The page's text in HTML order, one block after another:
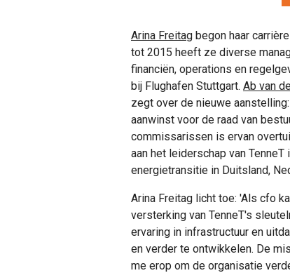
Arina Freitag begon haar
tot 2015 heeft ze diverse
financiën, operations en
bij Flughafen Stuttgart. Ab van
zegt over de nieuwe aanstelling:
aanwinst voor de raad van
commissarissen is ervan
aan het leiderschap van
energietransitie in Duitsland,
Arina Freitag licht toe: 'Als cfo
versterking van TenneT's
ervaring in infrastructuur en
en verder te ontwikkelen. De
me erop om de organisatie